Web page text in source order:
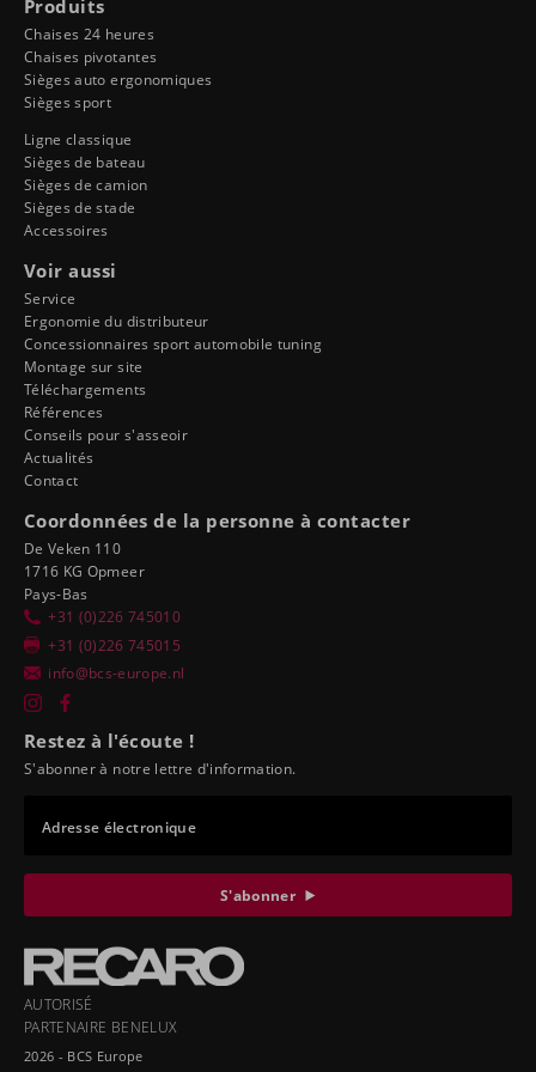
Produits
Chaises 24 heures
Chaises pivotantes
Sièges auto ergonomiques
Sièges sport
Ligne classique
Sièges de bateau
Sièges de camion
Sièges de stade
Accessoires
Voir aussi
Service
Ergonomie du distributeur
Concessionnaires sport automobile tuning
Montage sur site
Téléchargements
Références
Conseils pour s'asseoir
Actualités
Contact
Coordonnées de la personne à contacter
De Veken 110
1716 KG Opmeer
Pays-Bas
+31 (0)226 745010
+31 (0)226 745015
info@bcs-europe.nl
Restez à l'écoute !
S'abonner à notre lettre d'information.
Adresse électronique
S'abonner
AUTORISÉ
PARTENAIRE BENELUX
2026 - BCS Europe